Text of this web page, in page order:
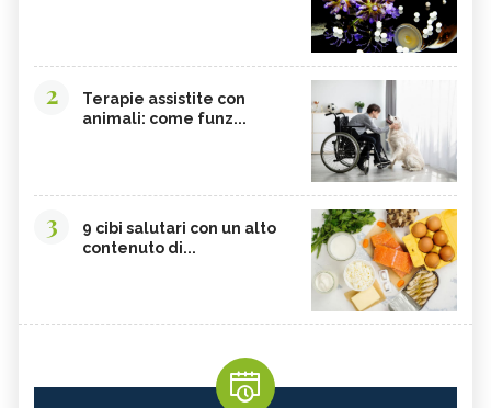
2
Terapie assistite con
animali: come funz...
3
9 cibi salutari con un alto
contenuto di...